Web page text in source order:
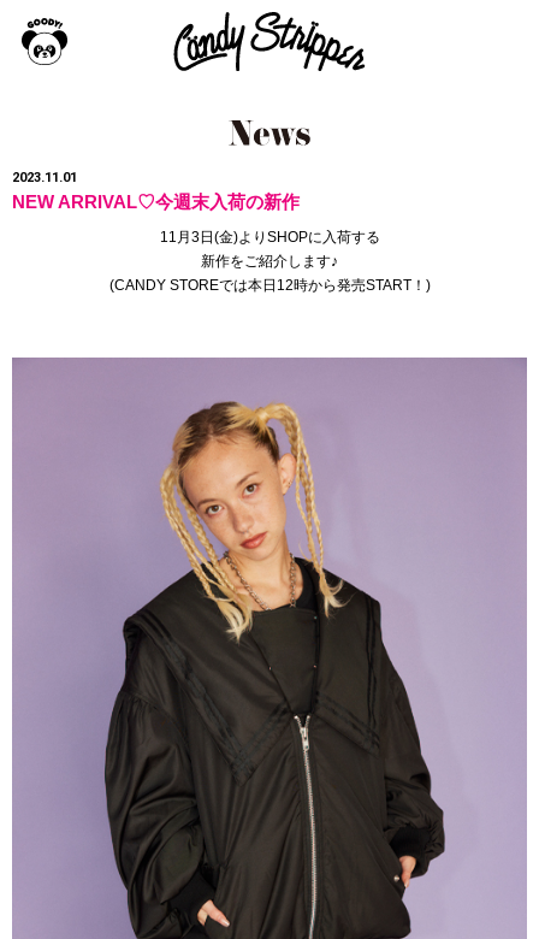
2023.11.01
NEW ARRIVAL♡今週末入荷の新作
11月3日(金)よりSHOPに入荷する
新作をご紹介します♪
(CANDY STOREでは本日12時から発売START！ )